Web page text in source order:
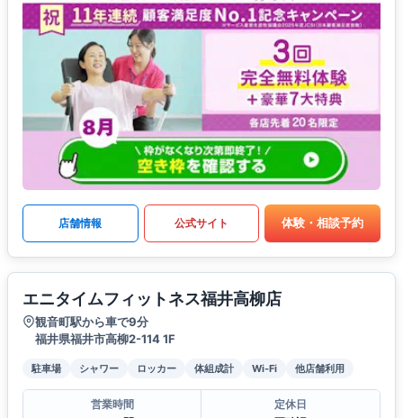
店舗情報 公式サイト 体験・相談予約
エニタイムフィットネス福井高柳店
観音町駅から車で9分
福井県福井市高柳2-114 1F
駐車場 シャワー ロッカー 体組成計 Wi-Fi 他店舗利用
営業時間
定休日